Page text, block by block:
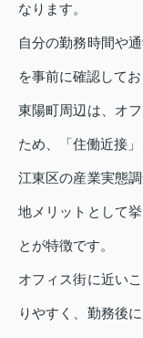
なります。
自分の勤務時間や
を事前に確認して
東陽町周辺は、オ
ため、「住働近接
江東区の産業実態
地メリットとして
とが特徴です。
オフィス街に近い
りやすく、勤務後